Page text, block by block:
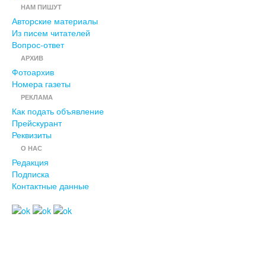
НАМ ПИШУТ
Авторские материалы
Из писем читателей
Вопрос-ответ
АРХИВ
Фотоархив
Номера газеты
РЕКЛАМА
Как подать объявление
Прейскурант
Реквизиты
О НАС
Редакция
Подписка
Контактные данные